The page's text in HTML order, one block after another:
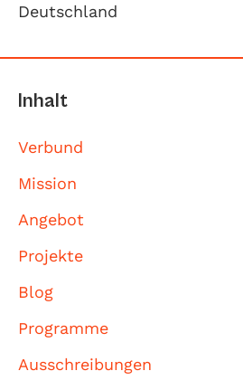
Deutschland
Inhalt
Verbund
Mission
Angebot
Projekte
Blog
Programme
Ausschreibungen